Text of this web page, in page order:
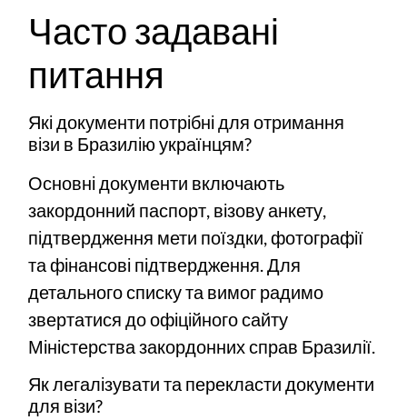
Часто задавані
питання
Які документи потрібні для отримання
візи в Бразилію українцям?
Основні документи включають
закордонний паспорт, візову анкету,
підтвердження мети поїздки, фотографії
та фінансові підтвердження. Для
детального списку та вимог радимо
звертатися до офіційного сайту
Міністерства закордонних справ Бразилії.
Як легалізувати та перекласти документи
для візи?